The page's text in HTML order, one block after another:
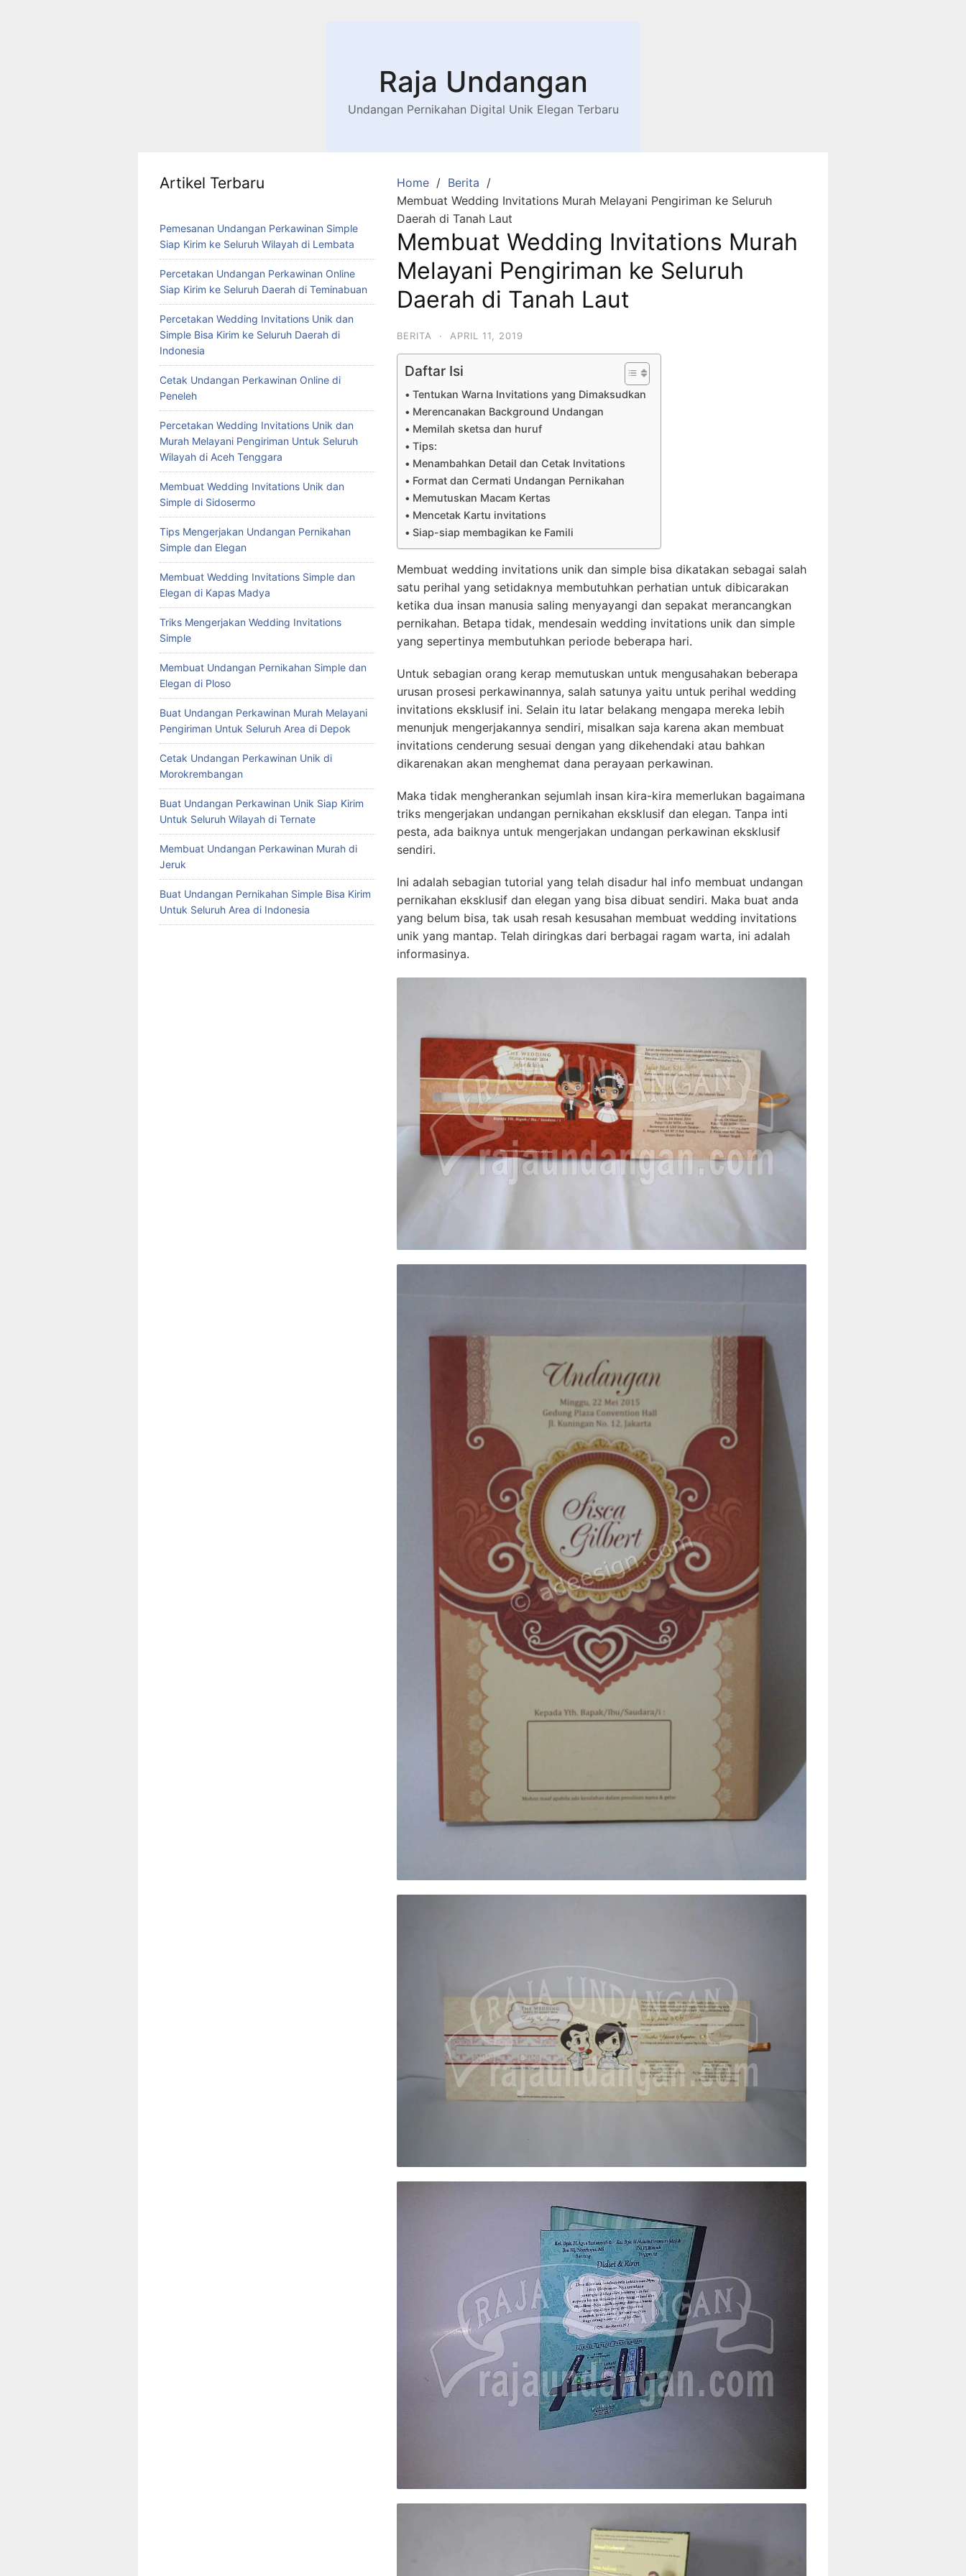
Raja Undangan
Undangan Pernikahan Digital Unik Elegan Terbaru
Home
Berita
Membuat Wedding Invitations Murah Melayani Pengiriman ke Seluruh
Daerah di Tanah Laut
Membuat Wedding Invitations Murah
Melayani Pengiriman ke Seluruh
Daerah di Tanah Laut
BERITA · APRIL 11, 2019
Daftar Isi
Tentukan Warna Invitations yang Dimaksudkan
Merencanakan Background Undangan
Memilah sketsa dan huruf
Tips:
Menambahkan Detail dan Cetak Invitations
Format dan Cermati Undangan Pernikahan
Memutuskan Macam Kertas
Mencetak Kartu invitations
Siap-siap membagikan ke Famili
Membuat wedding invitations unik dan simple bisa dikatakan sebagai salah
satu perihal yang setidaknya membutuhkan perhatian untuk dibicarakan
ketika dua insan manusia saling menyayangi dan sepakat merancangkan
pernikahan. Betapa tidak, mendesain wedding invitations unik dan simple
yang sepertinya membutuhkan periode beberapa hari.
Untuk sebagian orang kerap memutuskan untuk mengusahakan beberapa
urusan prosesi perkawinannya, salah satunya yaitu untuk perihal wedding
invitations eksklusif ini. Selain itu latar belakang mengapa mereka lebih
menunjuk mengerjakannya sendiri, misalkan saja karena akan membuat
invitations cenderung sesuai dengan yang dikehendaki atau bahkan
dikarenakan akan menghemat dana perayaan perkawinan.
Maka tidak mengherankan sejumlah insan kira-kira memerlukan bagaimana
triks mengerjakan undangan pernikahan eksklusif dan elegan. Tanpa inti
pesta, ada baiknya untuk mengerjakan undangan perkawinan eksklusif
sendiri.
Ini adalah sebagian tutorial yang telah disadur hal info membuat undangan
pernikahan eksklusif dan elegan yang bisa dibuat sendiri. Maka buat anda
yang belum bisa, tak usah resah kesusahan membuat wedding invitations
unik yang mantap. Telah diringkas dari berbagai ragam warta, ini adalah
informasinya.
Artikel Terbaru
Pemesanan Undangan Perkawinan Simple
Siap Kirim ke Seluruh Wilayah di Lembata
Percetakan Undangan Perkawinan Online
Siap Kirim ke Seluruh Daerah di Teminabuan
Percetakan Wedding Invitations Unik dan
Simple Bisa Kirim ke Seluruh Daerah di
Indonesia
Cetak Undangan Perkawinan Online di
Peneleh
Percetakan Wedding Invitations Unik dan
Murah Melayani Pengiriman Untuk Seluruh
Wilayah di Aceh Tenggara
Membuat Wedding Invitations Unik dan
Simple di Sidosermo
Tips Mengerjakan Undangan Pernikahan
Simple dan Elegan
Membuat Wedding Invitations Simple dan
Elegan di Kapas Madya
Triks Mengerjakan Wedding Invitations
Simple
Membuat Undangan Pernikahan Simple dan
Elegan di Ploso
Buat Undangan Perkawinan Murah Melayani
Pengiriman Untuk Seluruh Area di Depok
Cetak Undangan Perkawinan Unik di
Morokrembangan
Buat Undangan Perkawinan Unik Siap Kirim
Untuk Seluruh Wilayah di Ternate
Membuat Undangan Perkawinan Murah di
Jeruk
Buat Undangan Pernikahan Simple Bisa Kirim
Untuk Seluruh Area di Indonesia